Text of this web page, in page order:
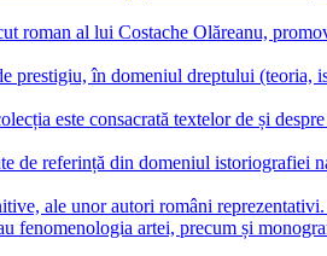
roman al lui Costache Olăreanu,
prestigiu, în domeniul dreptului
este consacrată textelor de și
de referință din domeniul
ale unor autori români
fenomenologia artei, precum și